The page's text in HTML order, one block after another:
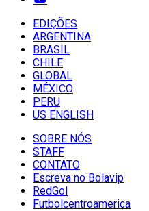
EDIÇÕES
ARGENTINA
BRASIL
CHILE
GLOBAL
MÉXICO
PERU
US ENGLISH
SOBRE NÓS
STAFF
CONTATO
Escreva no Bolavip
RedGol
Futbolcentroamerica